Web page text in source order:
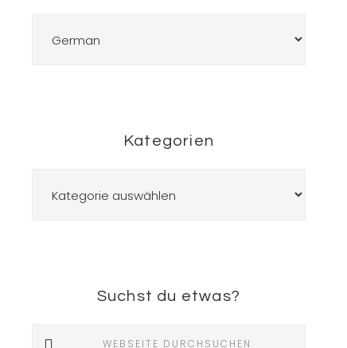
Kategorien
Suchst du etwas?